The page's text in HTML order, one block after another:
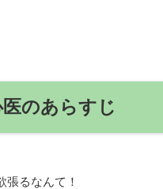
のあらすじ
張るなんて！